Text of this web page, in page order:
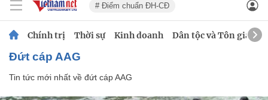
# Điểm chuẩn ĐH-CĐ
Chính trị Thời sự Kinh doanh Dân tộc và Tôn giáo
đứt cáp AAG
Tin tức mới nhất về đứt cáp AAG